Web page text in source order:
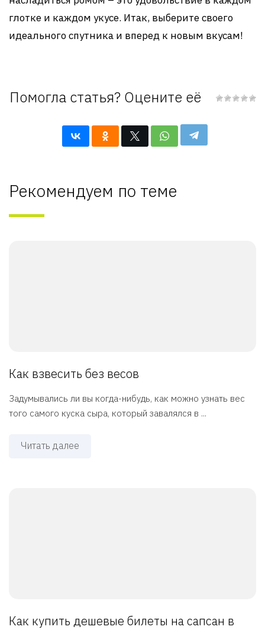
глотке и каждом укусе. Итак, выберите своего
идеального спутника и вперед к новым вкусам!
Помогла статья? Оцените её
Рекомендуем по теме
Как взвесить без весов
Задумывались ли вы когда-нибудь, как можно узнать вес
того самого куска сыра, который завалялся в ...
Читать далее
Как купить дешевые билеты на сапсан в